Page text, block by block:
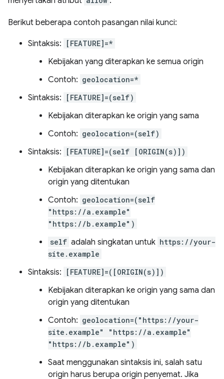
Berikut beberapa contoh pasangan nilai kunci:
Sintaksis: [FEATURE]=*
Kebijakan yang diterapkan ke semua origin
Contoh: geolocation=*
Sintaksis: [FEATURE]=(self)
Kebijakan diterapkan ke origin yang sama
Contoh: geolocation=(self)
Sintaksis: [FEATURE]=(self [ORIGIN(s)])
Kebijakan diterapkan ke origin yang sama dan
origin yang ditentukan
Contoh: geolocation=(self
"https://a.example"
"https://b.example")
self adalah singkatan untuk https://your-
site.example
Sintaksis: [FEATURE]=([ORIGIN(s)])
Kebijakan diterapkan ke origin yang sama dan
origin yang ditentukan
Contoh: geolocation=("https://your-
site.example" "https://a.example"
"https://b.example")
Saat menggunakan sintaksis ini, salah satu
origin harus berupa origin penyemat. Jika